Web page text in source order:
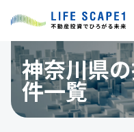
神奈川県
件一覧